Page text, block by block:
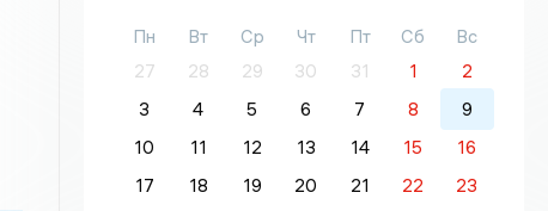
Пн Вт Ср Чт Пт Сб
Вс
27
28 29 30 31 1
2
3
4 5 6 7 8
9
10
11 12 13 14 15
16
17
18 19 20 21 22
23